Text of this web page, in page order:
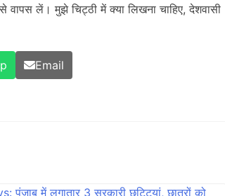
लें। मुझे चिट्ठी में क्या लिखना चाहिए, देशवासी
Email